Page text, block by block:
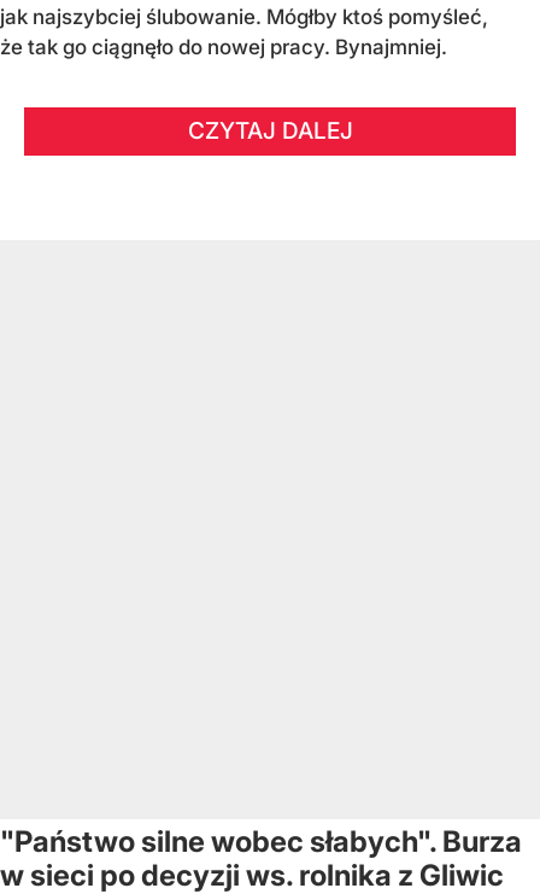
jak najszybciej ślubowanie. Mógłby ktoś pomyśleć,
że tak go ciągnęło do nowej pracy. Bynajmniej.
CZYTAJ DALEJ
"Państwo silne wobec słabych". Burza
w sieci po decyzji ws. rolnika z Gliwic